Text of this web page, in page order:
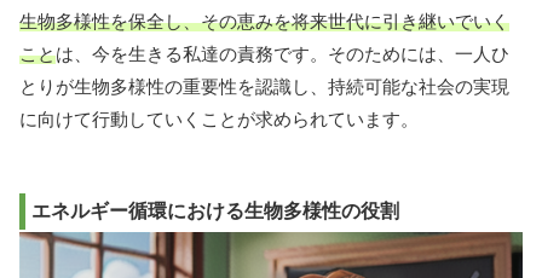
生物多様性を保全し、その恵みを将来世代に引き継いでいく
ことは、今を生きる私達の責務です。そのためには、一人ひ
とりが生物多様性の重要性を認識し、持続可能な社会の実現
に向けて行動していくことが求められています。
エネルギー循環における生物多様性の役割